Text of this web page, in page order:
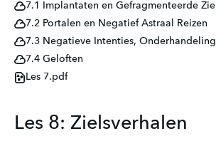
7.1 Implantaten en Gefragmenteerde Ziel
7.2 Portalen en Negatief Astraal Reizen
7.4 Geloften
Les 7.pdf
Les 8: Zielsverhalen